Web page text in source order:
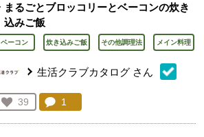
まるごとブロッコリーとベーコンの炊き
込みご飯
ベーコン 炊き込みご飯 その他調理法 メイン料理
生活クラブカタログ さん
お気に入り登録：
39
人が登録
コメント：
1